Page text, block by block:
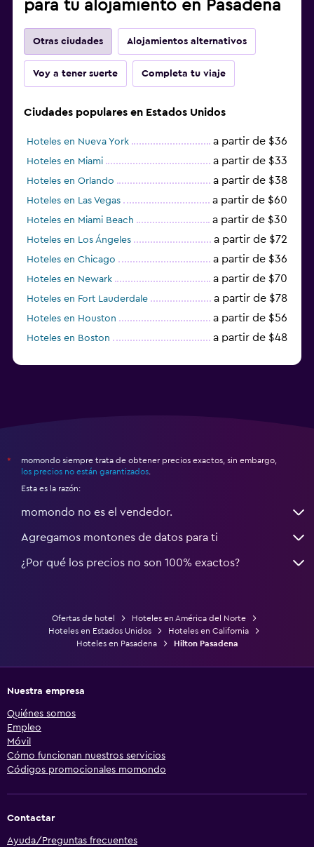
para tu alojamiento en Pasadena
Otras ciudades Alojamientos alternativos
Voy a tener suerte Completa tu viaje
Ciudades populares en Estados Unidos
Hoteles en Nueva York a partir de $36
Hoteles en Miami a partir de $33
Hoteles en Orlando a partir de $38
Hoteles en Las Vegas a partir de $60
Hoteles en Miami Beach a partir de $30
Hoteles en Los Ángeles a partir de $72
Hoteles en Chicago a partir de $36
Hoteles en Newark a partir de $70
Hoteles en Fort Lauderdale a partir de $78
Hoteles en Houston a partir de $56
Hoteles en Boston a partir de $48
*
momondo siempre trata de obtener precios exactos, sin embargo,
los precios no están garantizados
Esta es la razón:
momondo no es el vendedor.
Agregamos montones de datos para ti
¿Por qué los precios no son 100% exactos?
Ofertas de hotel
Hoteles en América del Norte
Hoteles en Estados Unidos
Hoteles en California
Hoteles en Pasadena
Hilton Pasadena
Nuestra empresa
Quiénes somos
Empleo
Móvil
Cómo funcionan nuestros servicios
Códigos promocionales momondo
Contactar
Ayuda/Preguntas frecuentes